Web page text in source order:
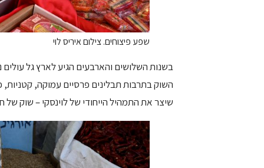
שפע פיצוחים. צילום איריס לוי
בשנות השלושים והארבעים הגיע לארץ גל
השוק בתרבות תבלינים פרסיים עמוקה, קטניות,
שיצר את התמהיל הייחודי של לוינסקי – שוק